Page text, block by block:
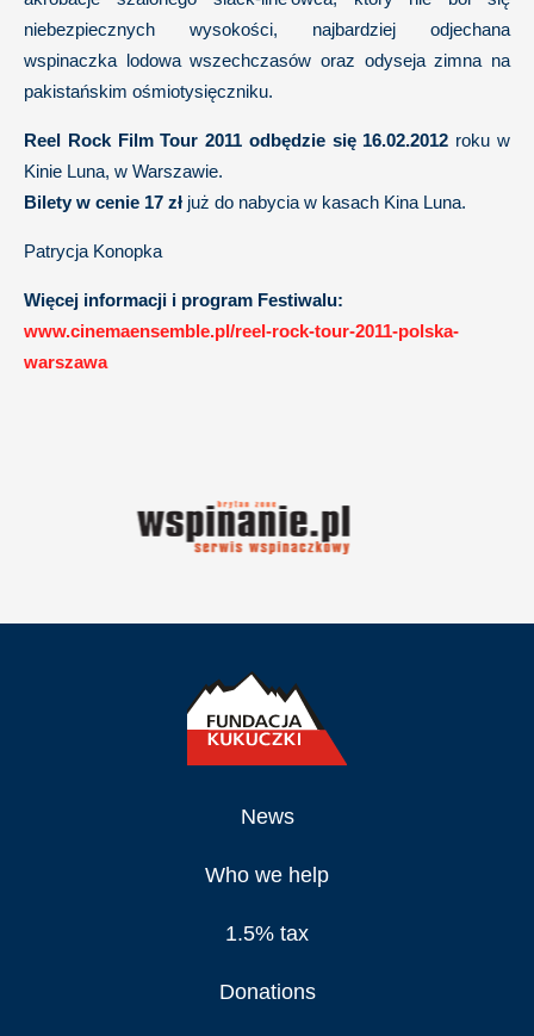
niebezpiecznych wysokości, najbardziej odjechana
wspinaczka lodowa wszechczasów oraz odyseja zimna na
pakistańskim ośmiotysięczniku.
Reel Rock Film Tour 2011 odbędzie się 16.02.2012 roku w
Kinie Luna, w Warszawie.
Bilety w cenie 17 zł już do nabycia w kasach Kina Luna.
Patrycja Konopka
Więcej informacji i program Festiwalu:
www.cinemaensemble.pl/reel-rock-tour-2011-polska-
warszawa
News
Who we help
1.5% tax
Donations